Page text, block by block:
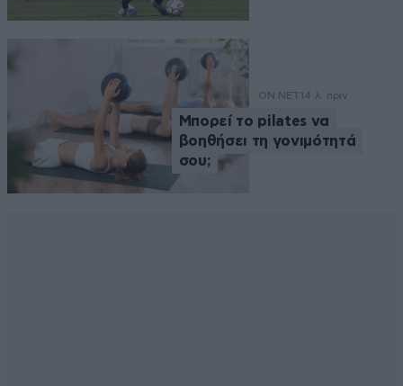
ON NET 14 λ. πριν
Μπορεί το pilates να
βοηθήσει τη γονιμότητά
σου;